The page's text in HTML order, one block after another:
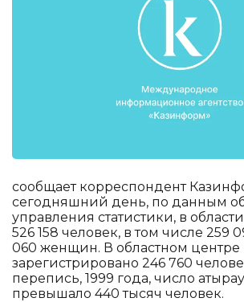
сообщает корреспондент
сегодняшний день, по данным
управления статистики, в
526 158 человек, в том числе 259
060 женщин. В областном центре
зарегистрировано 246 760
перепись, 1999 года, число
превышало 440 тысяч человек.